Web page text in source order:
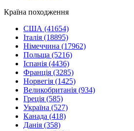
Країна походження
США (41654)
Італія (18895)
Німеччина (17962)
Польща (5216)
Іспанія (4436)
Франція (3285)
Норвегія (1425)
Великобританія (934)
Греція (585)
Україна (527)
Канада (418)
Данія (358)